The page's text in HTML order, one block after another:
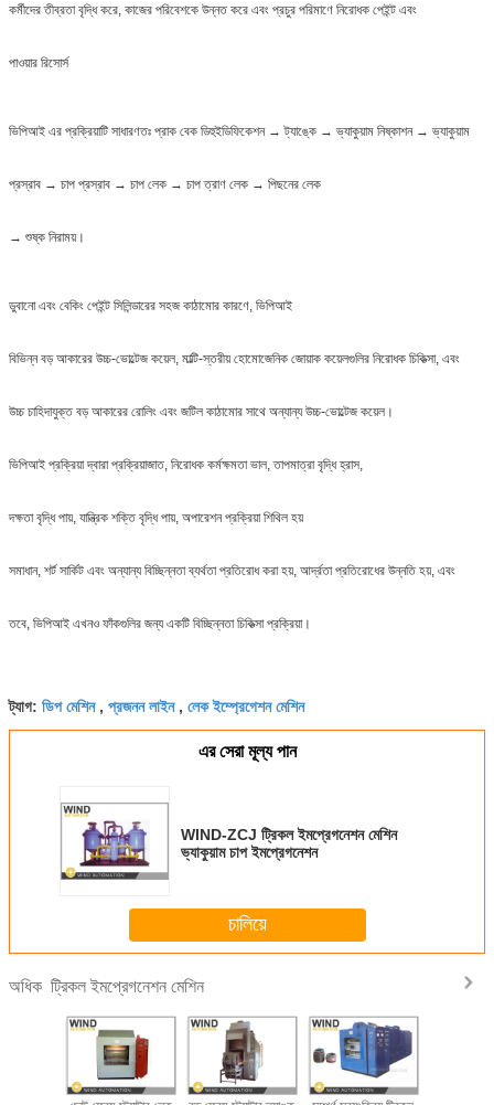
কর্মীদের তীব্রতা বৃদ্ধি করে, কাজের পরিবেশকে উন্নত করে এবং প্রচুর পরিমাণে নিরোধক পেইন্ট এবং
পাওয়ার রিসোর্স
ভিপিআই এর প্রক্রিয়াটি সাধারণতঃ প্রাক বেক ডিহুইডিফিকেশন → ট্যাঙ্কে → ভ্যাকুয়াম নিষ্কাশন → ভ্যাকুয়াম
প্রস্রাব → চাপ প্রস্রাব → চাপ লেক → চাপ ত্রাণ লেক → পিছনের লেক
→ শুষ্ক নিরাময়।
ডুবানো এবং বেকিং পেইন্ট সিলিন্ডারের সহজ কাঠামোর কারণে, ভিপিআই
বিভিন্ন বড় আকারের উচ্চ-ভোল্টেজ কয়েল, মাল্টি-স্তরীয় হোমোজেনিক জোয়াক কয়েলগুলির নিরোধক চিকিত্সা, এবং
উচ্চ চাহিদাযুক্ত বড় আকারের রোলিং এবং জটিল কাঠামোর সাথে অন্যান্য উচ্চ-ভোল্টেজ কয়েল।
ভিপিআই প্রক্রিয়া দ্বারা প্রক্রিয়াজাত, নিরোধক কর্মক্ষমতা ভাল, তাপমাত্রা বৃদ্ধি হ্রাস,
দক্ষতা বৃদ্ধি পায়, যান্ত্রিক শক্তি বৃদ্ধি পায়, অপারেশন প্রক্রিয়া শিথিল হয়
সমাধান, শর্ট সার্কিট এবং অন্যান্য বিচ্ছিন্নতা ব্যর্থতা প্রতিরোধ করা হয়, আর্দ্রতা প্রতিরোধের উন্নতি হয়, এবং
তবে, ভিপিআই এখনও ফাঁকগুলির জন্য একটি বিচ্ছিন্নতা চিকিত্সা প্রক্রিয়া।
ট্যাগ: ডিপ মেশিন, প্রজনন লাইন, লেক ইম্প্রেগেশন মেশিন
এর সেরা মূল্য পান
WIND-ZCJ ট্রিকল ইমপ্রেগনেশন মেশিন
ভ্যাকুয়াম চাপ ইমপ্রেগনেশন
চালিয়ে
অধিক ট্রিকল ইমপ্রেগনেশন মেশিন